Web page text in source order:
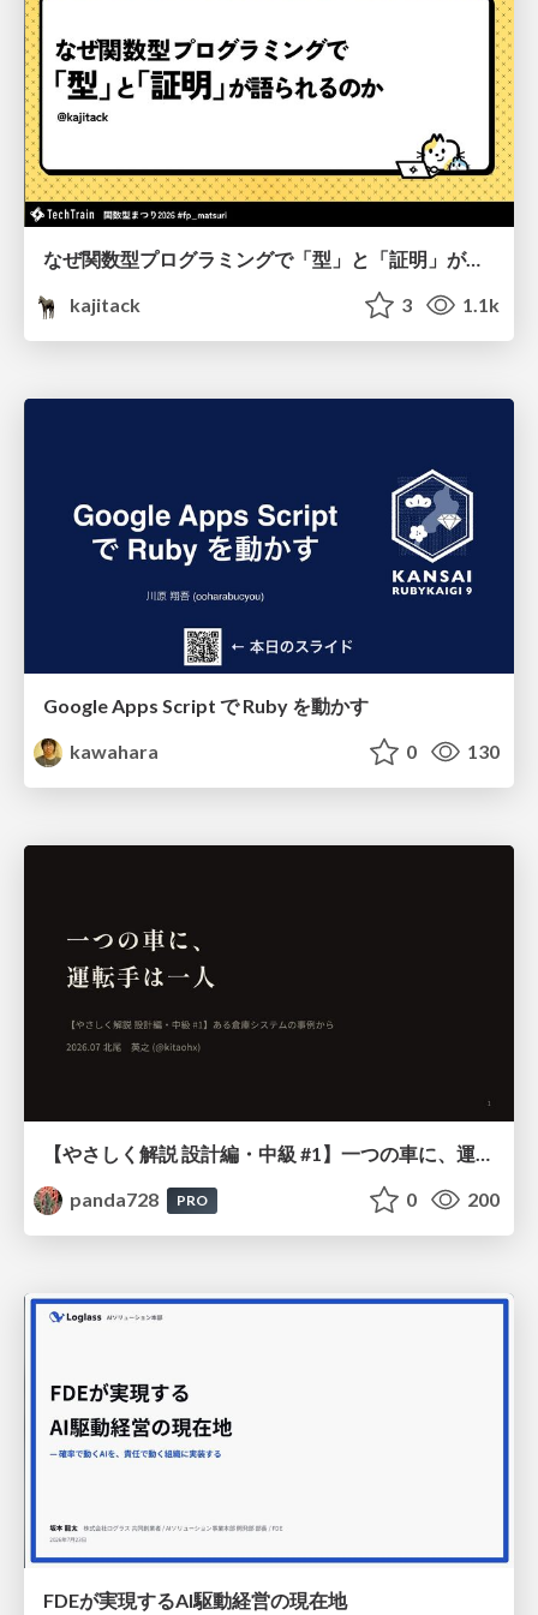
なぜ関数型プログラミングで「型」と「証明」が語られるのか #fp_matsuri
kajitack
3 1.1k
Google Apps Script で Ruby を動かす
kawahara
0 130
【やさしく解説 設計編・中級 #1】一つの車に、運転手は一人 ～ある倉庫システムの事例から～
panda728
PRO 0 200
FDEが実現するAI駆動経営の現在地